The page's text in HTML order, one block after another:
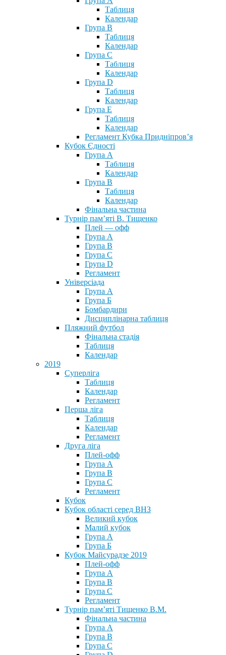
Таблиця
Календар
Група В
Таблиця
Календар
Група С
Таблиця
Календар
Група D
Таблиця
Календар
Група Е
Таблиця
Календар
Регламент Кубка Придніпров’я
Кубок Єдності
Група А
Таблиця
Календар
Група В
Таблиця
Календар
Фінальна частина
Турнір пам’яті В. Тищенко
Плей — офф
Група А
Група B
Група С
Група D
Регламент
Універсіада
Група А
Група Б
Бомбардири
Дисциплінарна таблиця
Пляжний футбол
Фінальна стадія
Таблиця
Календар
2019
Суперліга
Таблиця
Календар
Регламент
Перша ліга
Таблиця
Календар
Регламент
Друга ліга
Плей-офф
Група А
Група В
Група С
Регламент
Кубок
Кубок області серед ВНЗ
Великий кубок
Малий кубок
Група А
Група Б
Кубок Майсурадзе 2019
Плей-офф
Група А
Група В
Група С
Регламент
Турнір пам’яті Тищенко В.М.
Фінальна частина
Група А
Група В
Група С